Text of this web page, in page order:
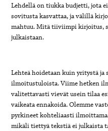
Lehdellä on tiukka budjetti, jota
sovitusta kasvattaa, ja välillä
mahtuu. Mitä tiiviimpi kirjoitus,
julkaistaan.
Lehteä hoidetaan kuin yritystä
ilmoitustuloista. Viime hetken
valitettavasti vievät usein tilaa
vaikeata ennakoida. Olemme
pyrkineet kohteliaasti
mikäli tiettyä tekstiä ei julkaista